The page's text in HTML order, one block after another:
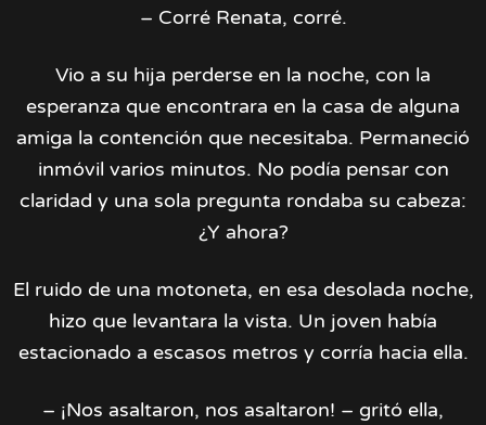
– Corré Renata, corré.
Vio a su hija perderse en la noche, con la
esperanza que encontrara en la casa de alguna
amiga la contención que necesitaba. Permaneció
inmóvil varios minutos. No podía pensar con
claridad y una sola pregunta rondaba su cabeza:
¿Y ahora?
El ruido de una motoneta, en esa desolada noche,
hizo que levantara la vista. Un joven había
estacionado a escasos metros y corría hacia ella.
– ¡Nos asaltaron, nos asaltaron! – gritó ella,